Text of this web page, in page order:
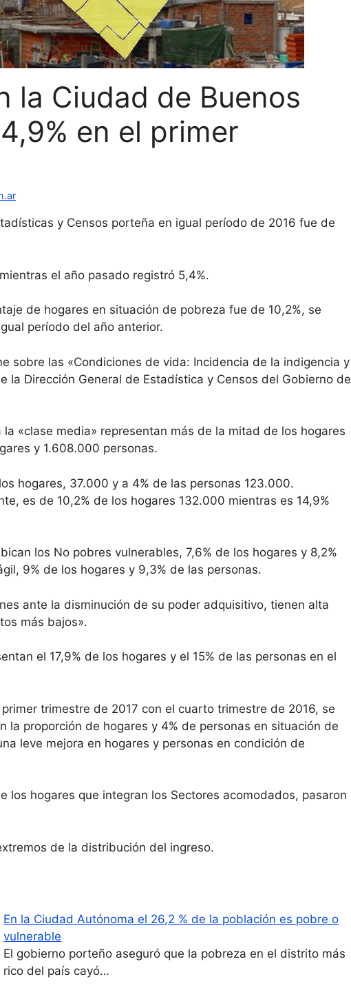
la Ciudad de Buenos
en el primer
y Censos porteña en igual período de 2016 fue de
el año pasado registró 5,4%.
de hogares en situación de pobreza fue de 10,2%, se
período del año anterior.
sobre las «Condiciones de vida: Incidencia de la indigencia y
la Dirección General de Estadística y Censos del Gobierno de
«clase media» representan más de la mitad de los hogares
y 1.608.000 personas.
hogares, 37.000 y a 4% de las personas 123.000.
es de 10,2% de los hogares 132.000 mientras es 14,9%
los No pobres vulnerables, 7,6% de los hogares y 8,2%
9% de los hogares y 9,3% de las personas.
ante la disminución de su poder adquisitivo, tienen alta
más bajos».
el 17,9% de los hogares y el 15% de las personas en el
trimestre de 2017 con el cuarto trimestre de 2016, se
la proporción de hogares y 4% de personas en situación de
leve mejora en hogares y personas en condición de
los hogares que integran los Sectores acomodados, pasaron
de la distribución del ingreso.
En la Ciudad Autónoma el 26,2 % de la población es pobre o
vulnerable
El gobierno porteño aseguró que la pobreza en el distrito más
rico del país cayó…